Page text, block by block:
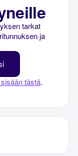
tarkat
ja
tästä.